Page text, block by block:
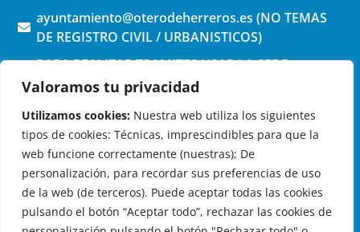
Valoramos tu privacidad
Utilizamos cookies: Nuestra web utiliza los siguientes
tipos de cookies: Técnicas, imprescindibles para que la
web funcione correctamente (nuestras); De
personalización, para recordar sus preferencias de uso
de la web (de terceros). Puede aceptar todas las cookies
pulsando el botón “Aceptar todo”, rechazar las cookies de
ayuntamiento@oterodeherreros.es (NO TEMAS
DE REGISTRO CIVIL / URBANISTICOS)
PARA REALIZAR TRAMITES USAR LA SEDE
ELECTRONICA (pinchar aquí)
OTERO DE HERREROS EN LAS REDES